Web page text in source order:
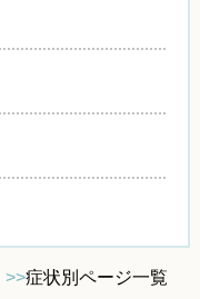
>>症状別ページ一覧